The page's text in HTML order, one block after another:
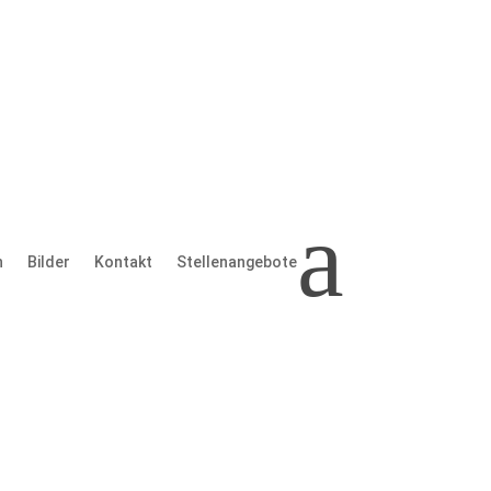
Bilder Kontakt Stellenangebotea
ist Burhan Deveci, Geschäftsführer, Josef-